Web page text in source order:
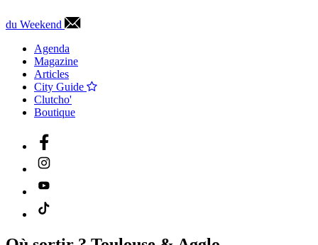
du Weekend
Agenda
Magazine
Articles
City Guide
Clutcho'
Boutique